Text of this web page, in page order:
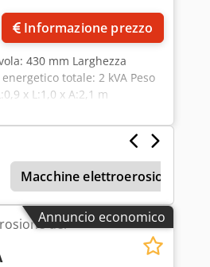
Informazione prezzo
430 mm Larghezza
totale: 2 kVA Peso
x L:1,0 x A:2,1 m
di raffreddamento: 1000 x
non è collegata alle nostre
donatore di pezzi di
Macchine elettroerosione a
Annuncio economico
dei